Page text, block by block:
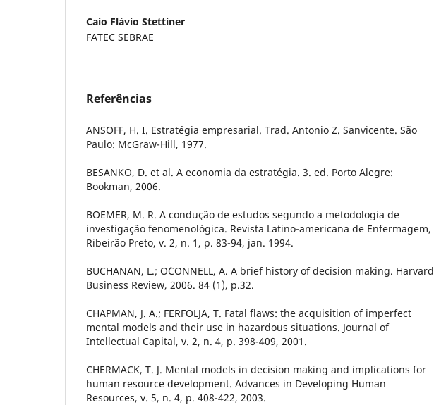
Caio Flávio Stettiner
FATEC SEBRAE
Referências
ANSOFF, H. I. Estratégia empresarial. Trad. Antonio Z. Sanvicente. São
Paulo: McGraw-Hill, 1977.
BESANKO, D. et al. A economia da estratégia. 3. ed. Porto Alegre:
Bookman, 2006.
BOEMER, M. R. A condução de estudos segundo a metodologia de
investigação fenomenológica. Revista Latino-americana de Enfermagem,
Ribeirão Preto, v. 2, n. 1, p. 83-94, jan. 1994.
BUCHANAN, L.; O´CONNELL, A. A brief history of decision making. Harvard
Business Review, 2006. 84 (1), p.32.
CHAPMAN, J. A.; FERFOLJA, T. Fatal flaws: the acquisition of imperfect
mental models and their use in hazardous situations. Journal of
Intellectual Capital, v. 2, n. 4, p. 398-409, 2001.
CHERMACK, T. J. Mental models in decision making and implications for
human resource development. Advances in Developing Human
Resources, v. 5, n. 4, p. 408-422, 2003.